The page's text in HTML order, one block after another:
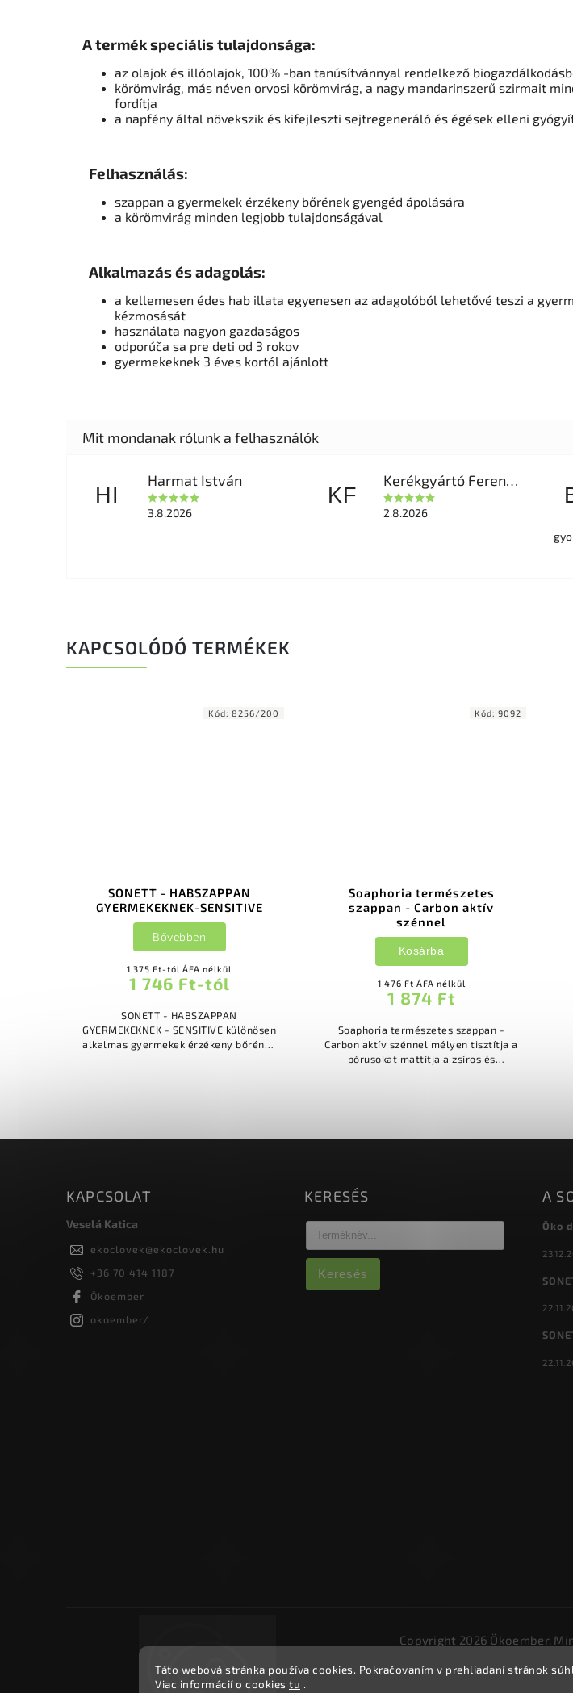
Táto webová stránka používa cookies. Pokračovaním v prehliadaní stránok
Viac informácií o cookies tu .
A termék speciális tulajdonsága:
az olajok és illóolajok, 100% -ban tanúsítvánnyal rendelkező
körömvirág, más néven orvosi körömvirág, a nagy mandarinszerű szirmait
fordítja
a napfény által növekszik és kifejleszti sejtregeneráló és égések elleni
Felhasználás:
szappan a gyermekek érzékeny bőrének gyengéd ápolására
a körömvirág minden legjobb tulajdonságával
Alkalmazás és adagolás:
a kellemesen édes hab illata egyenesen az adagolóból lehetővé teszi a
kézmosását
használata nagyon gazdaságos
odporúča sa pre deti od 3 rokov
gyermekeknek 3 éves kortól ajánlott
HI
Harmat István
3.8.2026
KF
Kerékgyártó Ferencné
2.8.2026
KAPCSOLÓDÓ TERMÉKEK
SONETT - HABSZAPPAN
GYERMEKEKNEK-SENSITIVE
1 375 Ft-tól ÁFA nélkül
1 746 Ft-tól
Bővebben
SONETT - HABSZAPPAN
GYERMEKEKNEK - SENSITIVE különösen
alkalmas gyermekek érzékeny bőrének
Kód: 8256/200
Soaphoria természetes
szappan - Carbon aktív
szénnel
1 476 Ft ÁFA nélkül
1 874 Ft
Kosárba
Soaphoria természetes szappan -
Carbon aktív szénnel mélyen tisztítja a
pórusokat mattítja a zsíros és
Kód: 9092
KAPCSOLAT
Veselá Katica
ekoclovek@ekoclovek.hu
+36 70 414 1187
Ökoember
okoember/
KERESÉS
Keresés
A
Öko
Copyright 2026 Ökoember.